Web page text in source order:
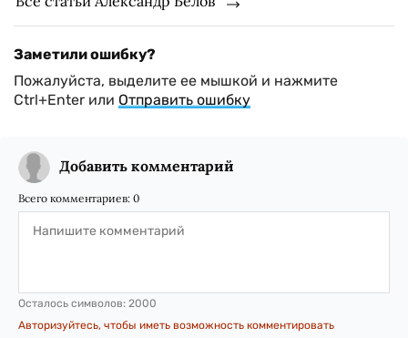
Заметили ошибку?
Пожалуйста, выделите ее мышкой и нажмите
Ctrl+Enter или Отправить ошибку
Добавить комментарий
Всего комментариев: 0
Осталось символов: 2000
Авторизуйтесь, чтобы иметь возможность комментировать